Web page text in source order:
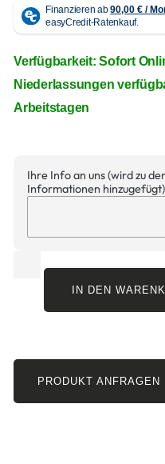
Verfügbarkeit: Sofort
Niederlassungen
Arbeitstagen
Ihre Info an uns (wird zu
Informationen
IN DEN
PRODUKT ANFRAGEN